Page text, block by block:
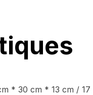
* 30 cm * 13 cm /